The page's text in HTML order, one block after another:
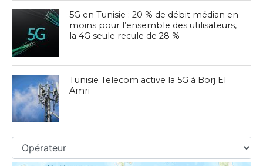
5G en Tunisie : 20 % de débit médian en
moins pour l’ensemble des utilisateurs,
la 4G seule recule de 28 %
Tunisie Telecom active la 5G à Borj El
Amri